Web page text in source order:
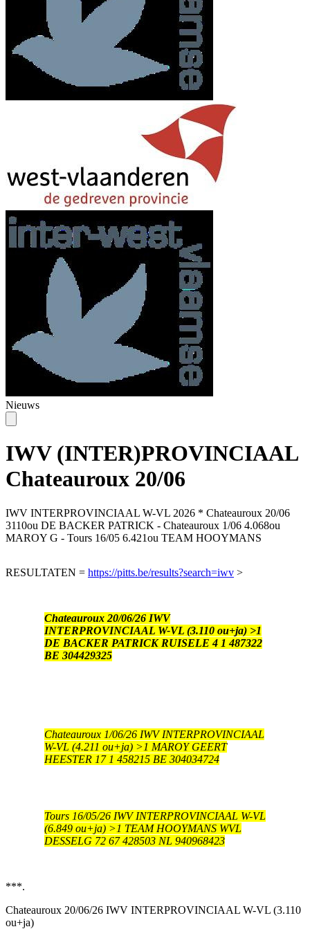
Nieuws
IWV (INTER)PROVINCIAAL
Chateauroux 20/06
IWV INTERPROVINCIAAL W-VL 2026 * Chateauroux 20/06
3110ou DE BACKER PATRICK - Chateauroux 1/06 4.068ou
MAROY G - Tours 16/05 6.421ou TEAM HOOYMANS
RESULTATEN = https://pitts.be/results?search=iwv >
Chateauroux 20/06/26 IWV
INTERPROVINCIAAL W-VL (3.110 ou+ja) >1
DE BACKER PATRICK RUISELE 4 1 487322
BE 304429325
Chateauroux 1/06/26 IWV INTERPROVINCIAAL
W-VL (4.211 ou+ja) >1 MAROY GEERT
HEESTER 17 1 458215 BE 304034724
Tours 16/05/26 IWV INTERPROVINCIAAL W-VL
(6.849 ou+ja) >1 TEAM HOOYMANS WVL
DESSELG 72 67 428503 NL 940968423
***.
Chateauroux 20/06/26 IWV INTERPROVINCIAAL W-VL (3.110
ou+ja)